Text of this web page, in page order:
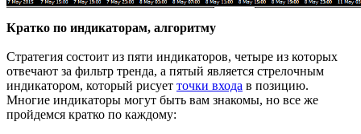
Кратко по индикаторам, алгоритму
Стратегия состоит из пяти индикаторов, четыре из которых
отвечают за фильтр тренда, а пятый является стрелочным
индикатором, который рисует точки входа в позицию.
Многие индикаторы могут быть вам знакомы, но все же
пройдемся кратко по каждому: